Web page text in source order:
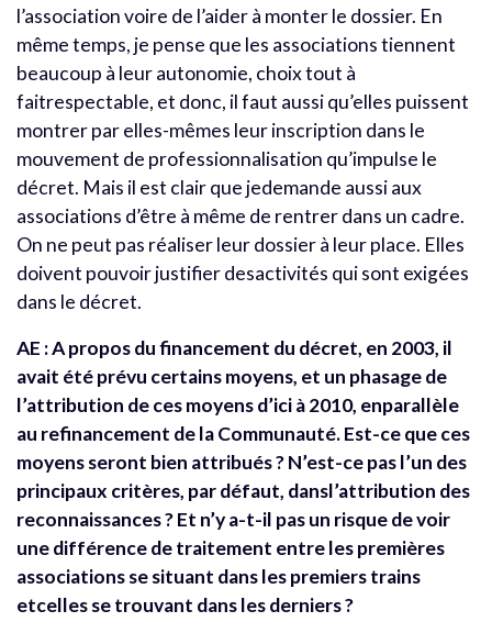
l’association voire de l’aider à monter le dossier. En
même temps, je pense que les associations tiennent
beaucoup à leur autonomie, choix tout à
faitrespectable, et donc, il faut aussi qu’elles puissent
montrer par elles-mêmes leur inscription dans le
mouvement de professionnalisation qu’impulse le
décret. Mais il est clair que jedemande aussi aux
associations d’être à même de rentrer dans un cadre.
On ne peut pas réaliser leur dossier à leur place. Elles
doivent pouvoir justifier desactivités qui sont exigées
dans le décret.
AE : A propos du financement du décret, en 2003, il
avait été prévu certains moyens, et un phasage de
l’attribution de ces moyens d’ici à 2010, enparallèle
au refinancement de la Communauté. Est-ce que ces
moyens seront bien attribués ? N’est-ce pas l’un des
principaux critères, par défaut, dansl’attribution des
reconnaissances ? Et n’y a-t-il pas un risque de voir
une différence de traitement entre les premières
associations se situant dans les premiers trains
etcelles se trouvant dans les derniers ?